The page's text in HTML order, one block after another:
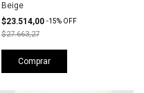
Beige
$23.514,00 -15% OFF
$27.663,27
Comprar